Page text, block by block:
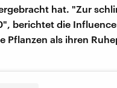
hat. "Zur
berichtet die
Pflanzen als ihren